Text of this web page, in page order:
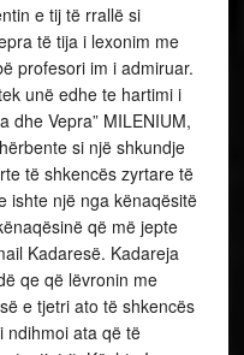
e tij të rrallë si
të tija i lexonim me
profesori im i admiruar.
unë edhe te hartimi i
dhe Vepra” MILENIUM,
si një shkundje
të shkencës zyrtare të
ishte një nga kënaqësitë
që më jepte
Kadaresë. Kadareja
qe që lëvronin me
e tjetri ato të shkencës
ndihmoi ata që të